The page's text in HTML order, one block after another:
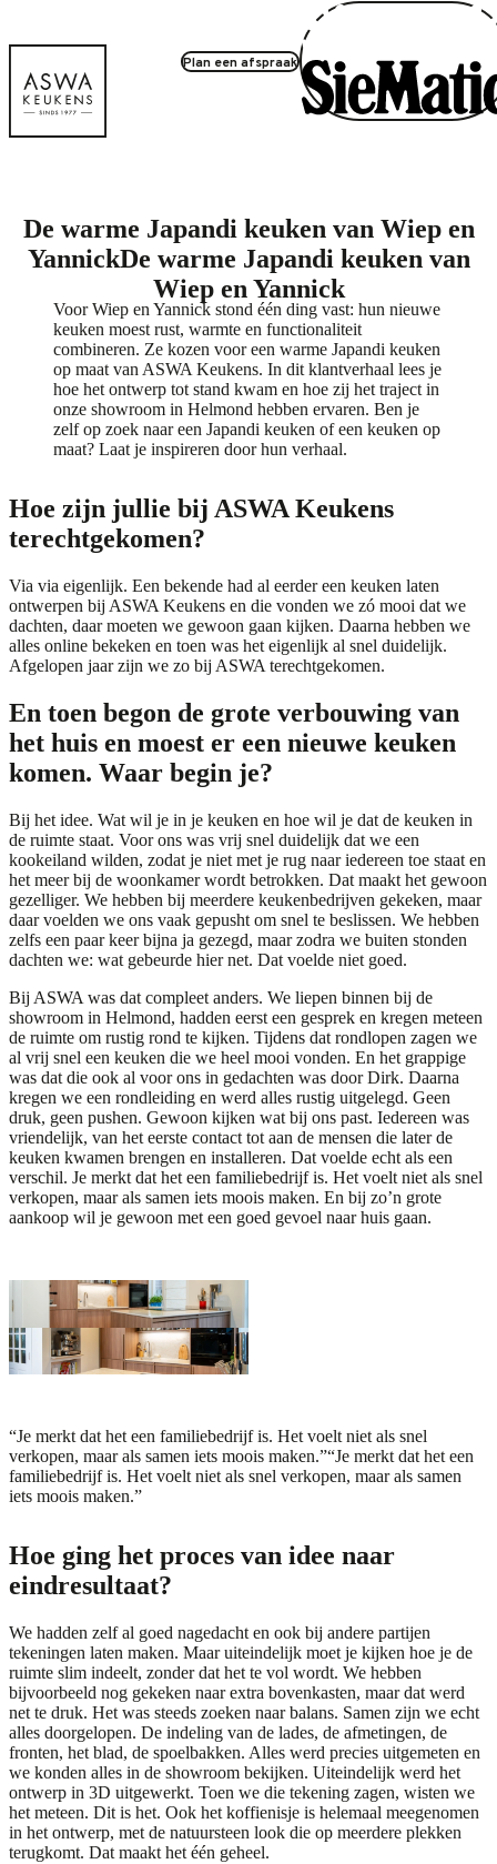
Plan een afspraak
De warme Japandi keuken van Wiep en
YannickDe warme Japandi keuken van
Wiep en Yannick
Voor Wiep en Yannick stond één ding vast: hun nieuwe
keuken moest rust, warmte en functionaliteit
combineren. Ze kozen voor een warme Japandi keuken
op maat van ASWA Keukens. In dit klantverhaal lees je
hoe het ontwerp tot stand kwam en hoe zij het traject in
onze showroom in Helmond hebben ervaren. Ben je
zelf op zoek naar een Japandi keuken of een keuken op
maat? Laat je inspireren door hun verhaal.
Hoe zijn jullie bij ASWA Keukens
terechtgekomen?
Via via eigenlijk. Een bekende had al eerder een keuken laten
ontwerpen bij ASWA Keukens en die vonden we zó mooi dat we
dachten, daar moeten we gewoon gaan kijken. Daarna hebben we
alles online bekeken en toen was het eigenlijk al snel duidelijk.
Afgelopen jaar zijn we zo bij ASWA terechtgekomen.
En toen begon de grote verbouwing van
het huis en moest er een nieuwe keuken
komen. Waar begin je?
Bij het idee. Wat wil je in je keuken en hoe wil je dat de keuken in
de ruimte staat. Voor ons was vrij snel duidelijk dat we een
kookeiland wilden, zodat je niet met je rug naar iedereen toe staat en
het meer bij de woonkamer wordt betrokken. Dat maakt het gewoon
gezelliger. We hebben bij meerdere keukenbedrijven gekeken, maar
daar voelden we ons vaak gepusht om snel te beslissen. We hebben
zelfs een paar keer bijna ja gezegd, maar zodra we buiten stonden
dachten we: wat gebeurde hier net. Dat voelde niet goed.
Bij ASWA was dat compleet anders. We liepen binnen bij de
showroom in Helmond, hadden eerst een gesprek en kregen meteen
de ruimte om rustig rond te kijken. Tijdens dat rondlopen zagen we
al vrij snel een keuken die we heel mooi vonden. En het grappige
was dat die ook al voor ons in gedachten was door Dirk. Daarna
kregen we een rondleiding en werd alles rustig uitgelegd. Geen
druk, geen pushen. Gewoon kijken wat bij ons past. Iedereen was
vriendelijk, van het eerste contact tot aan de mensen die later de
keuken kwamen brengen en installeren. Dat voelde echt als een
verschil. Je merkt dat het een familiebedrijf is. Het voelt niet als snel
verkopen, maar als samen iets moois maken. En bij zo’n grote
aankoop wil je gewoon met een goed gevoel naar huis gaan.
“Je merkt dat het een familiebedrijf is. Het voelt niet als snel
verkopen, maar als samen iets moois maken.”“Je merkt dat het een
familiebedrijf is. Het voelt niet als snel verkopen, maar als samen
iets moois maken.”
Hoe ging het proces van idee naar
eindresultaat?
We hadden zelf al goed nagedacht en ook bij andere partijen
tekeningen laten maken. Maar uiteindelijk moet je kijken hoe je de
ruimte slim indeelt, zonder dat het te vol wordt. We hebben
bijvoorbeeld nog gekeken naar extra bovenkasten, maar dat werd
net te druk. Het was steeds zoeken naar balans. Samen zijn we echt
alles doorgelopen. De indeling van de lades, de afmetingen, de
fronten, het blad, de spoelbakken. Alles werd precies uitgemeten en
we konden alles in de showroom bekijken. Uiteindelijk werd het
ontwerp in 3D uitgewerkt. Toen we die tekening zagen, wisten we
het meteen. Dit is het. Ook het koffienisje is helemaal meegenomen
in het ontwerp, met de natuursteen look die op meerdere plekken
terugkomt. Dat maakt het één geheel.